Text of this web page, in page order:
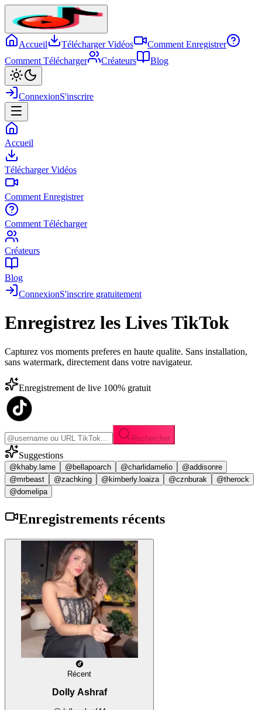
Accueil Télécharger Vidéos
Comment Enregistrer
Comment Télécharger
Créateurs Blog
ConnexionS'inscrire
Accueil
Télécharger Vidéos
Comment Enregistrer
Comment Télécharger
Créateurs
Blog
ConnexionS'inscrire gratuitement
Enregistrez les Lives TikTok
Capturez vos moments preferes en haute qualite. Sans installation,
sans watermark, directement dans votre navigateur.
Enregistrement de live 100% gratuit
Rechercher
Suggestions
@khaby.lame @bellapoarch @charlidamelio
@addisonre
@mrbeast
@zachking @kimberly.loaiza @cznburak
@therock
@domelipa
Enregistrements récents
Récent
Dolly Ashraf